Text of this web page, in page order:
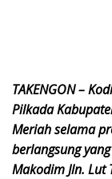
TAKENGON –
Pilkada
Meriah selama
berlangsung
Makodim Jln. Lut